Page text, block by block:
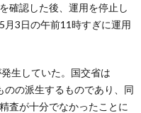
確認した後、運用を停止し
月3日の午前11時すぎに運用
生していた。国交省は
のの派生するものであり、同
査が十分でなかったことに